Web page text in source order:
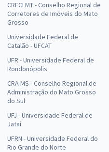
CRECI MT - Conselho Regional de
Corretores de Imóveis do Mato
Grosso
Universidade Federal de
Catalão - UFCAT
UFR - Universidade Federal de
Rondonópolis
CRA MS - Conselho Regional de
Administração do Mato Grosso
do Sul
UFJ - Universidade Federal de
Jataí
UFRN - Universidade Federal do
Rio Grande do Norte